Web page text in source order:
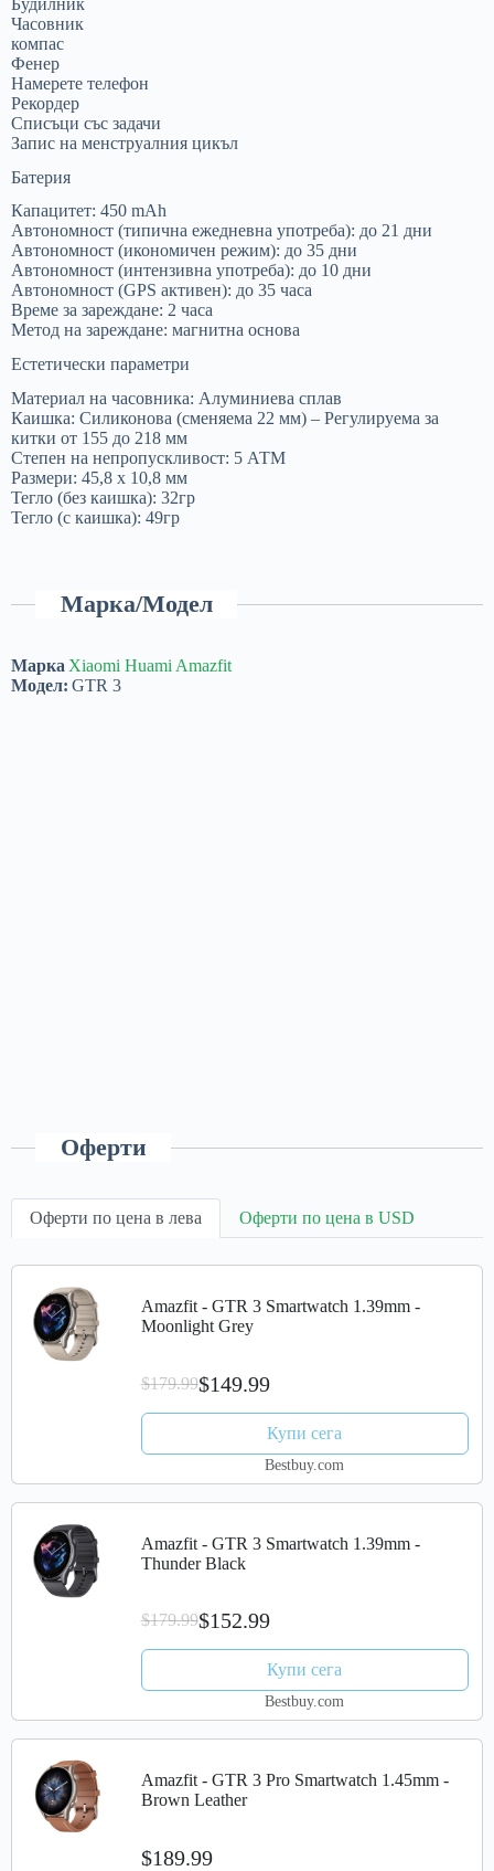
Часовник
компас
Фенер
Намерете телефон
Рекордер
Списъци със задачи
Запис на менструалния цикъл
Батерия
Капацитет: 450 mAh
Автономност (типична ежедневна употреба): до 21 дни
Автономност (икономичен режим): до 35 дни
Автономност (интензивна употреба): до 10 дни
Автономност (GPS активен): до 35 часа
Време за зареждане: 2 часа
Метод на зареждане: магнитна основа
Естетически параметри
Материал на часовника: Алуминиева сплав
Каишка: Силиконова (сменяема 22 мм) – Регулируема за
китки от 155 до 218 мм
Степен на непропускливост: 5 АТМ
Размери: 45,8 х 10,8 мм
Тегло (без каишка): 32гр
Тегло (с каишка): 49гр
Марка/Модел
Марка Xiaomi Huami Amazfit
Модел: GTR 3
Оферти
Оферти по цена в лева Оферти по цена в USD
Amazfit - GTR 3 Smartwatch 1.39mm -
Moonlight Grey
$179.99$149.99
Купи сега
Bestbuy.com
Amazfit - GTR 3 Smartwatch 1.39mm -
Thunder Black
$179.99$152.99
Купи сега
Bestbuy.com
Amazfit - GTR 3 Pro Smartwatch 1.45mm -
Brown Leather
$189.99